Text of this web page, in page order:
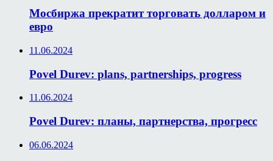
Мосбиржа прекратит торговать долларом и
евро
11.06.2024
Povel Durev: plans, partnerships, progress
11.06.2024
Povel Durev: планы, партнерства, прогресс
06.06.2024